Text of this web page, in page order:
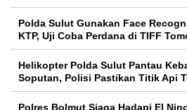
Polda Sulut Gunakan Face
KTP, Uji Coba Perdana di TIFF
Helikopter Polda Sulut Pantau
Soputan, Polisi Pastikan Titik Api
Polres Bolmut Siaga Hadapi El